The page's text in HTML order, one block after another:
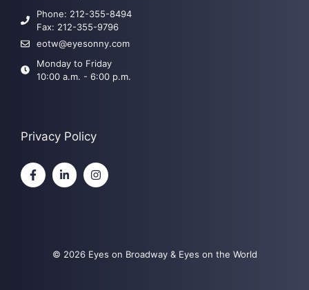
Phone: 212-355-8494
Fax: 212-355-9796
eotw@eyesonny.com
Monday to Friday
10:00 a.m. - 6:00 p.m.
Privacy Policy
© 2026 Eyes on Broadway & Eyes on the World